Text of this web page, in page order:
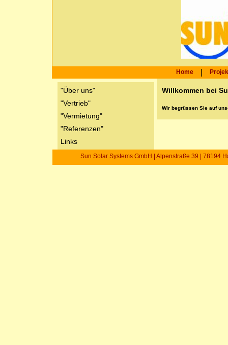
Home
"Über uns"
"Vertrieb"
"Vermietung"
"Referenzen"
Links
Willkommen bei
Wir begrüssen Sie auf
Sun Solar Systems GmbH | Alpenstraße 39 | 78194